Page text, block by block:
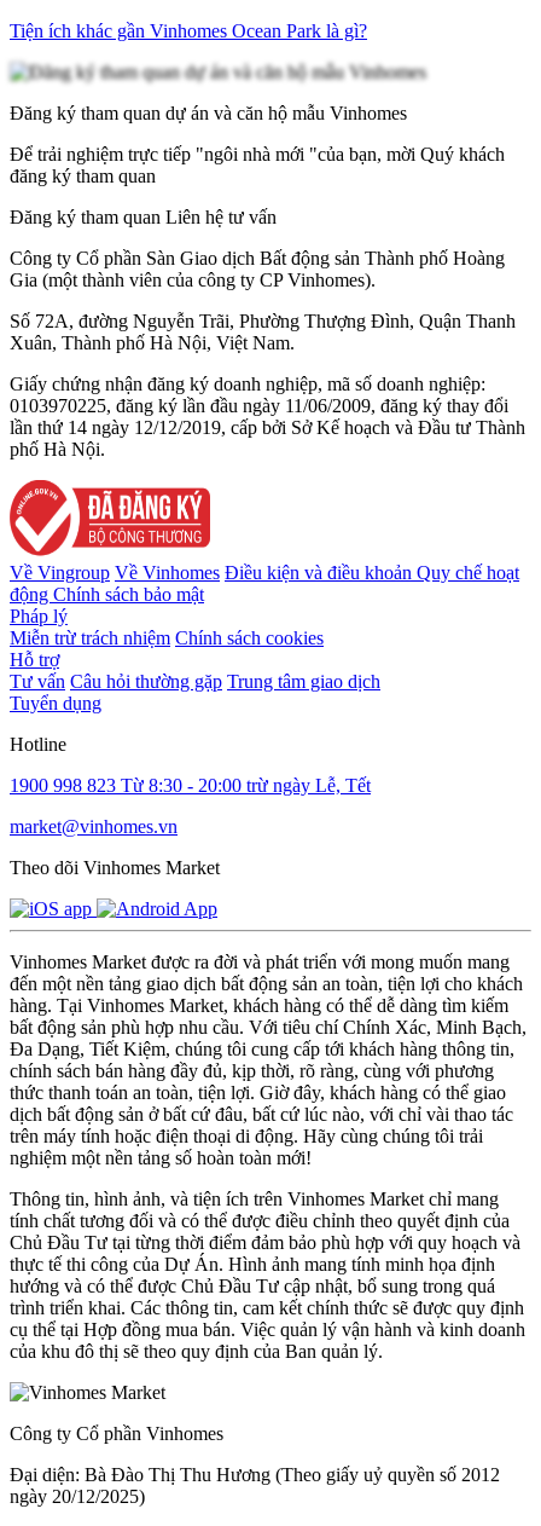
Tiện ích khác gần Vinhomes Ocean Park là gì?
Đăng ký tham quan dự án và căn hộ mẫu Vinhomes
Để trải nghiệm trực tiếp "ngôi nhà mới "của bạn, mời Quý khách
đăng ký tham quan
Đăng ký tham quan Liên hệ tư vấn
Công ty Cổ phần Sàn Giao dịch Bất động sản Thành phố Hoàng
Gia (một thành viên của công ty CP Vinhomes).
Số 72A, đường Nguyễn Trãi, Phường Thượng Đình, Quận Thanh
Xuân, Thành phố Hà Nội, Việt Nam.
Giấy chứng nhận đăng ký doanh nghiệp, mã số doanh nghiệp:
0103970225, đăng ký lần đầu ngày 11/06/2009, đăng ký thay đổi
lần thứ 14 ngày 12/12/2019, cấp bởi Sở Kế hoạch và Đầu tư Thành
phố Hà Nội.
Về Vingroup Về Vinhomes Điều kiện và điều khoản Quy chế hoạt
động Chính sách bảo mật
Pháp lý
Miễn trừ trách nhiệm Chính sách cookies
Hỗ trợ
Tư vấn Câu hỏi thường gặp Trung tâm giao dịch
Tuyển dụng
Hotline
1900 998 823 Từ 8:30 - 20:00 trừ ngày Lễ, Tết
market@vinhomes.vn
Theo dõi Vinhomes Market
Vinhomes Market được ra đời và phát triển với mong muốn mang
đến một nền tảng giao dịch bất động sản an toàn, tiện lợi cho khách
hàng. Tại Vinhomes Market, khách hàng có thể dễ dàng tìm kiếm
bất động sản phù hợp nhu cầu. Với tiêu chí Chính Xác, Minh Bạch,
Đa Dạng, Tiết Kiệm, chúng tôi cung cấp tới khách hàng thông tin,
chính sách bán hàng đầy đủ, kịp thời, rõ ràng, cùng với phương
thức thanh toán an toàn, tiện lợi. Giờ đây, khách hàng có thể giao
dịch bất động sản ở bất cứ đâu, bất cứ lúc nào, với chỉ vài thao tác
trên máy tính hoặc điện thoại di động. Hãy cùng chúng tôi trải
nghiệm một nền tảng số hoàn toàn mới!
Thông tin, hình ảnh, và tiện ích trên Vinhomes Market chỉ mang
tính chất tương đối và có thể được điều chỉnh theo quyết định của
Chủ Đầu Tư tại từng thời điểm đảm bảo phù hợp với quy hoạch và
thực tế thi công của Dự Án. Hình ảnh mang tính minh họa định
hướng và có thể được Chủ Đầu Tư cập nhật, bổ sung trong quá
trình triển khai. Các thông tin, cam kết chính thức sẽ được quy định
cụ thể tại Hợp đồng mua bán. Việc quản lý vận hành và kinh doanh
của khu đô thị sẽ theo quy định của Ban quản lý.
Công ty Cổ phần Vinhomes
Đại diện: Bà Đào Thị Thu Hương (Theo giấy uỷ quyền số 2012
ngày 20/12/2025)